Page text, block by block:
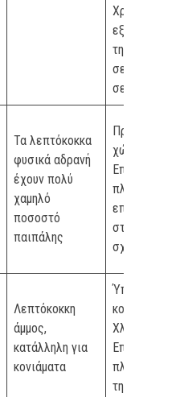
Χρειάζονται
εξέταση πριν
την χρήση τους
σε σκυρόδεμα
σε κονιάματα
Τα λεπτόκοκκα
φυσικά αδρανή
έχουν πολύ
χαμηλό
ποσοστό
παιπάλης
Προσμίξεις
χώματος.
Επιβάλλεται
πλύσιμο. Λεία
επιφάνεια και
στρογγυλεμένο
σχήμα κόκκων.
Λεπτόκοκκη
άμμος,
κατάλληλη για
κονιάματα
Ύπαρξη
κοχυλιών και
Χλωριόντων.
Επιβάλλεται
πλύσιμο πριν
την χρήση